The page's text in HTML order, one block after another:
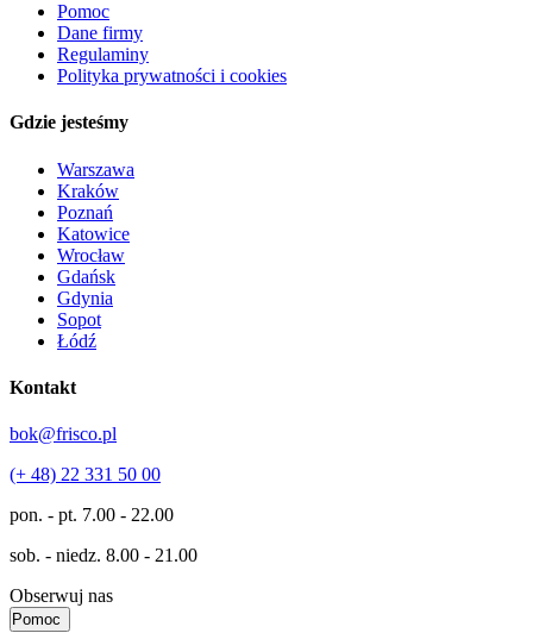
Pomoc
Dane firmy
Regulaminy
Polityka prywatności i cookies
Gdzie jesteśmy
Warszawa
Kraków
Poznań
Katowice
Wrocław
Gdańsk
Gdynia
Sopot
Łódź
Kontakt
bok@frisco.pl
(+ 48) 22 331 50 00
pon. - pt. 7.00 - 22.00
sob. - niedz. 8.00 - 21.00
Obserwuj nas
Pomoc